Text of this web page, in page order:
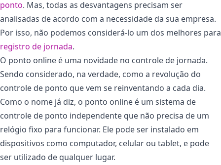
ponto. Mas, todas as desvantagens precisam ser
analisadas de acordo com a necessidade da sua empresa.
Por isso, não podemos considerá-lo um dos melhores para
registro de jornada.
O ponto online é uma novidade no controle de jornada.
Sendo considerado, na verdade, como a revolução do
controle de ponto que vem se reinventando a cada dia.
Como o nome já diz, o ponto online é um sistema de
controle de ponto independente que não precisa de um
relógio fixo para funcionar. Ele pode ser instalado em
dispositivos como computador, celular ou tablet, e pode
ser utilizado de qualquer lugar.